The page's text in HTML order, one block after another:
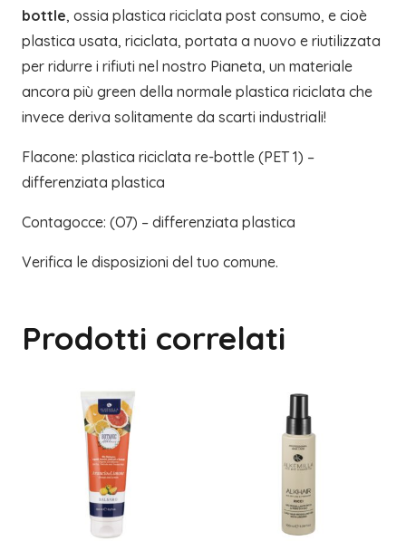
bottle, ossia plastica riciclata post consumo, e cioè
plastica usata, riciclata, portata a nuovo e riutilizzata
per ridurre i rifiuti nel nostro Pianeta, un materiale
ancora più green della normale plastica riciclata che
invece deriva solitamente da scarti industriali!
Flacone: plastica riciclata re-bottle (PET 1) –
differenziata plastica
Contagocce: (O7) – differenziata plastica
Verifica le disposizioni del tuo comune.
Prodotti correlati